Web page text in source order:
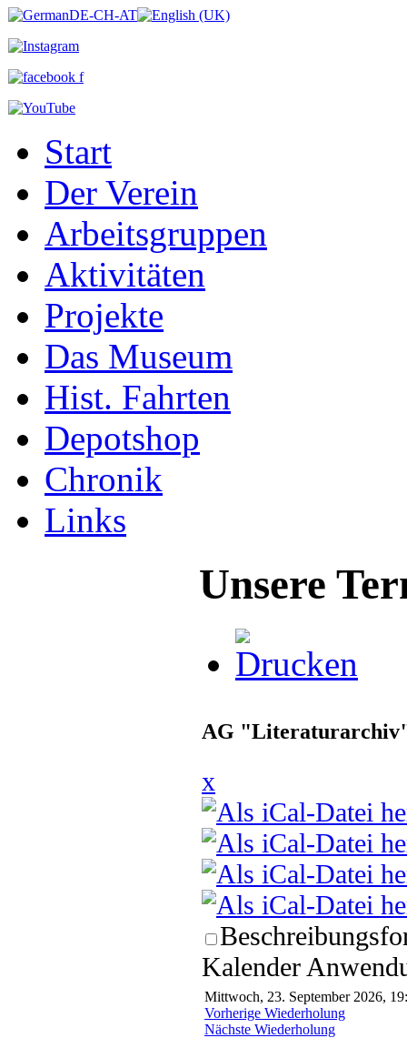
Start
Der Verein
Arbeitsgruppen
Aktivitäten
Projekte
Das Museum
Hist. Fahrten
Depotshop
Chronik
Links
Unsere
AG
x
Kalender
Mittwoch, 23. September 2026,
Vorherige Wiederholung
Nächste Wiederholung